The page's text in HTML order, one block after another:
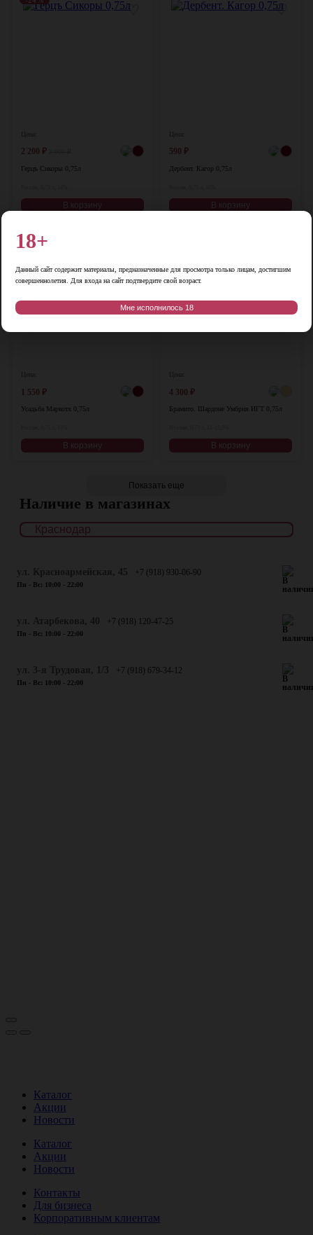
♡
2 200 ₽
Герцъ Сикоры 0,75л
В корзину
♡
590 ₽
Дербент. Кагор 0,75л
В корзину
1 550 ₽
Усадьба Маркотх 0,75л
В корзину
4 300 ₽
Брамито. Шардоне Умбрия ИГТ 0,75л
В корзину
Показать еще
Наличие в магазинах
+7 (918) 930-06-90
Пн - Вс: 10:00 - 22:00
+7 (918) 120-47-25
Пн - Вс: 10:00 - 22:00
+7 (918) 679-34-12
Пн - Вс: 10:00 - 22:00
Каталог
Акции
Новости
Каталог
Акции
Новости
Контакты
Для бизнеса
Корпоративным клиентам
18+
Данный сайт содержит материалы, предназначенные для просмотра только лицам, достигшим
совершеннолетия. Для входа на сайт подтвердите свой возраст.
Мне исполнилось 18